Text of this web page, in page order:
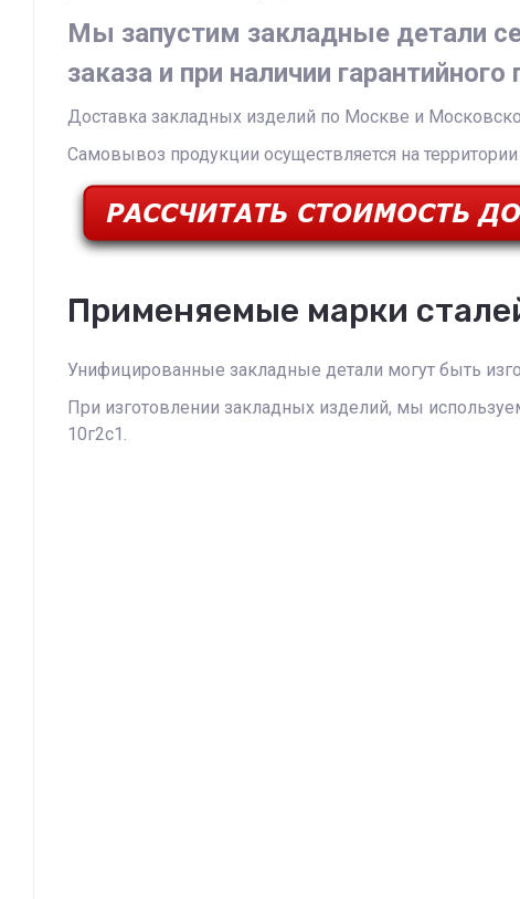
Мы запустим закладные детали
заказа и при наличии гарантийного
Доставка закладных изделий по Москве и
Самовывоз продукции осуществляется на
Применяемые марки
Унифицированные закладные детали могут быть
При изготовлении закладных изделий, мы
10г2с1.